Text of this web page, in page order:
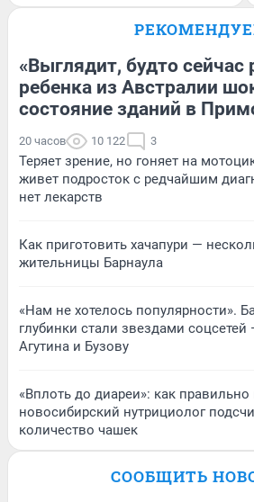
«Выглядит, будто сейчас
ребенка из Австралии
состояние зданий в
20 часов 10 122 3
Теряет зрение, но гоняет на
живет подросток с редчайшим
нет лекарств
Как приготовить хачапури —
жительницы Барнаула
«Нам не хотелось популярности».
глубинки стали звездами
Агутина и Бузову
«Вплоть до диареи»: как
новосибирский нутрициолог
количество чашек
СООБЩИТЬ